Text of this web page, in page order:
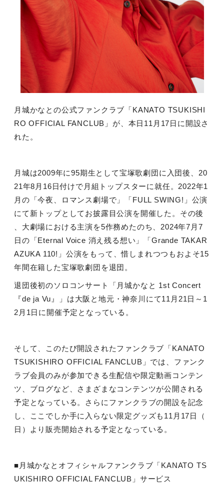
月城かなとの公式ファンクラブ「KANATO TSUKISHI
RO OFFICIAL FANCLUB 」が、本日 11 月 17日に開設さ
れた。
月城は2009年に95期生として宝塚歌劇団に入団後、 20
21年8 月 16日付けで月組トップスターに就任。 2022年1
月の「今夜、ロマンス劇場で」「FULL SWING! 」公演
にて新トップとしてお披露目公演を開催した。その後
、大劇場における主演を5作務めたのち、 2024年7 月 7
日の「Eternal Voice 消え残る想い」「Grande TAKAR
AZUKA 110! 」公演をもって、惜しまれつつもおよそ15
年間在籍した宝塚歌劇団を退団。
退団後初のソロコンサート「月城かなと 1st Concert
『de ja Vu 』」は大阪と地元・神奈川にて11 月 21日～ 1
2 月 1日に開催予定となっている。
そして、このたび開設されたファンクラブ「KANATO
TSUKISHIRO OFFICIAL FANCLUB 」では、ファンク
ラブ会員のみが参加できる生配信や限定動画コンテン
ツ、ブログなど、さまざまなコンテンツが公開される
予定となっている。さらにファンクラブの開設を記念
し、ここでしか手に入らない限定グッズも 11 月 17日（
日）より販売開始される予定となっている。
■月城かなとオフィシャルファンクラブ「KANATO TS
UKISHIRO OFFICIAL FANCLUB 」サービス